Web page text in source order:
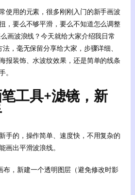
使用的元素，很多刚刚入门的新手画波
，要么不够平滑，要么不知道怎么调整
画波浪线？今天就给大家介绍我日常
，毫无保留分享给大家，步骤详细、
报装饰、水波纹效果，还是简单的线条
。
工具+滤镜，新
手的，操作简单、速度快，不用复杂的
画出平滑波浪线。
布，新建一个透明图层（避免修改时影